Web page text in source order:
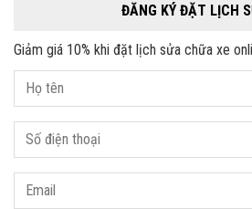
ĐĂNG KÝ ĐẶT LỊCH
Giảm giá 10% khi đặt lịch sửa chữa xe